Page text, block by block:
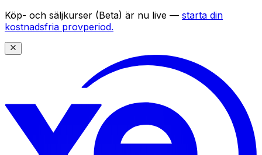
Köp- och säljkurser (Beta) är nu live — starta din
kostnadsfria provperiod.